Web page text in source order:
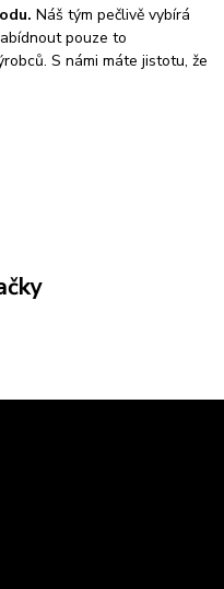
Náš tým pečlivě vybírá
pouze to
S námi máte jistotu, že